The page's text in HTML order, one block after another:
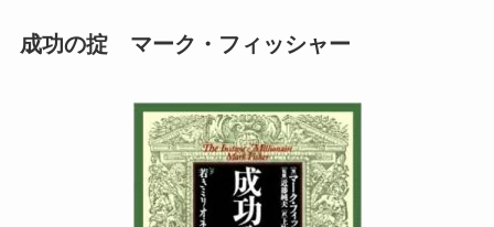
成功の掟 マーク・フィッシャー